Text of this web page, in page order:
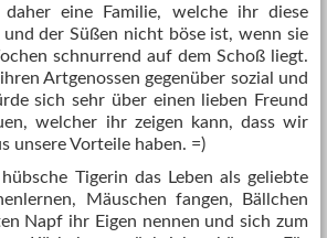
eine Familie, welche ihr diese
der Süßen nicht böse ist, wenn sie
schnurrend auf dem Schoß liegt.
Artgenossen gegenüber sozial und
sich sehr über einen lieben Freund
welcher ihr zeigen kann, dass wir
unsere Vorteile haben. =)
Tigerin das Leben als geliebte
Mäuschen fangen, Bällchen
Napf ihr Eigen nennen und sich zum